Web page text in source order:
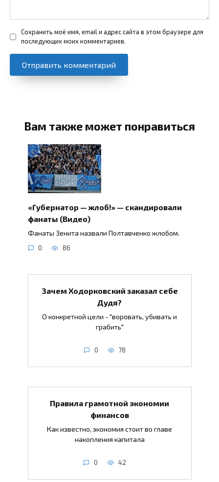
Сохранить моё имя, email и адрес сайта в этом браузере для
последующих моих комментариев.
Вам также может понравиться
«Губернатор — жлоб!» — скандировали
фанаты (Видео)
Фанаты Зенита назвали Полтавченко жлобом.
0 86
Зачем Ходорковский заказал себе
Дудя?
О конкретной цели - "воровать, убивать и
грабить"
0 78
Правила грамотной экономии
финансов
Как известно, экономия стоит во главе
накопления капитала
0 42